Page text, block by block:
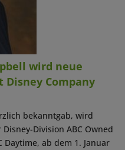
wird neue
Disney Company
bekanntgab, wird
Division ABC Owned
Daytime, ab dem 1. Januar